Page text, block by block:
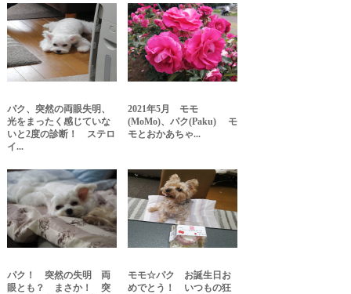
パク、突然の両眼失明、
光をまったく感じていな
いと2度の診断！ ステロ
イ...
2021年5月 モモ
(MoMo)、パク(Paku) モ
モとおかあちゃ...
パク！ 突然の失明 両
眼とも？ まさか！ 突
モモ☆パク お誕生日お
めでとう！ いつもの狂